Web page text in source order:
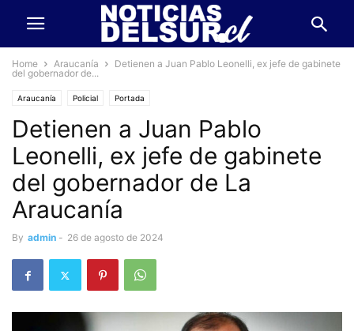
Home Araucanía
Detienen a Juan Pablo Leonelli, ex jefe de gabinete
del gobernador de...
Araucanía Policial Portada
Detienen a Juan Pablo
Leonelli, ex jefe de gabinete
del gobernador de La
Araucanía
By admin - 26 de agosto de 2024